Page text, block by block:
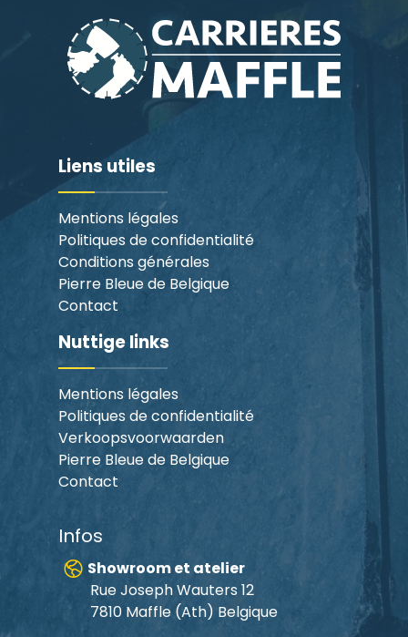
Liens utiles
Mentions légales
Politiques de confidentialité
Conditions générales
Pierre Bleue de Belgique
Contact
Nuttige links
Mentions légales
Politiques de confidentialité
Verkoopsvoorwaarden
Pierre Bleue de Belgique
Contact
Infos
Showroom et atelier
Rue Joseph Wauters 12
7810 Maffle (Ath) Belgique